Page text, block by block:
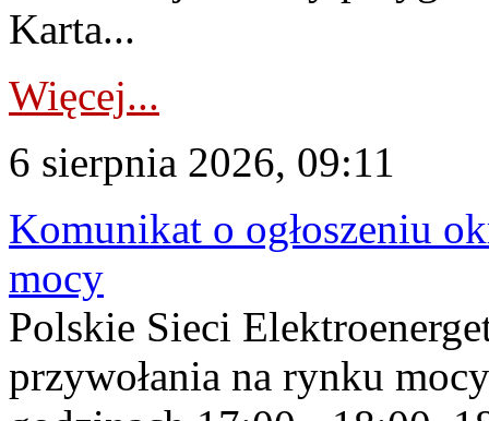
Karta...
Więcej...
6 sierpnia 2026, 09:11
Komunikat o ogłoszeniu
mocy
Polskie Sieci
przywołania na rynku